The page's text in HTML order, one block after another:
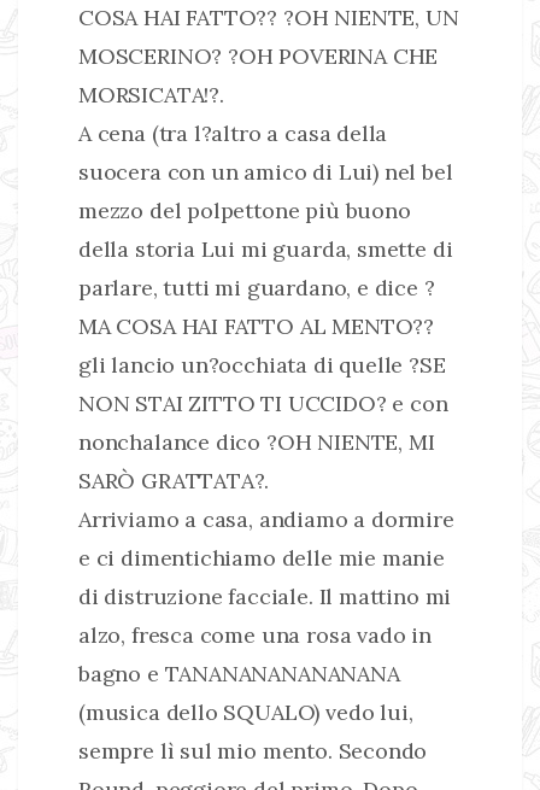
COSA HAI FATTO?? ?OH NIENTE, UN
MOSCERINO? ?OH POVERINA CHE
MORSICATA!?.
A cena (tra l?altro a casa della
suocera con un amico di Lui) nel bel
mezzo del polpettone più buono
della storia Lui mi guarda, smette di
parlare, tutti mi guardano, e dice ?
MA COSA HAI FATTO AL MENTO??
gli lancio un?occhiata di quelle ?SE
NON STAI ZITTO TI UCCIDO? e con
nonchalance dico ?OH NIENTE, MI
SARÒ GRATTATA?.
Arriviamo a casa, andiamo a dormire
e ci dimentichiamo delle mie manie
di distruzione facciale. Il mattino mi
alzo, fresca come una rosa vado in
bagno e TANANANANANANANA
(musica dello SQUALO) vedo lui,
sempre lì sul mio mento. Secondo